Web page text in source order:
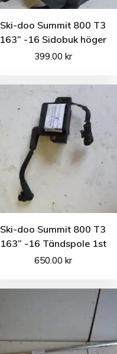
Ski-doo Summit 800 T3
163” -16 Sidobuk höger
399.00 kr
Ski-doo Summit 800 T3
163” -16 Tändspole 1st
650.00 kr